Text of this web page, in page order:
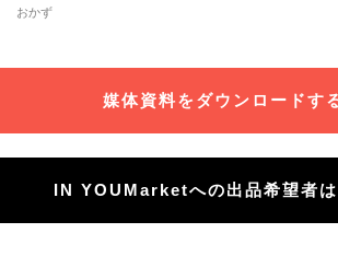
おかず
媒体資料をダウンロードす
IN YOUMarketへの出品希望者は